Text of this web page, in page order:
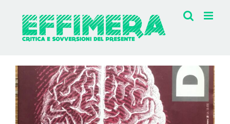
contenuto